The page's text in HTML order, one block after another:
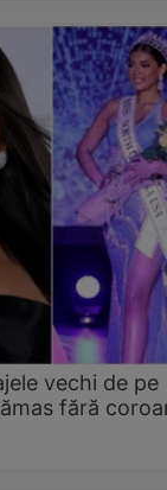
vechi de pe
fără